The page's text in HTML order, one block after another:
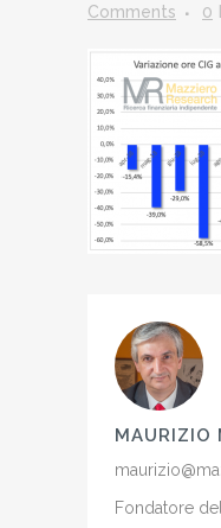
Comments
0
MAURIZIO
Fondatore